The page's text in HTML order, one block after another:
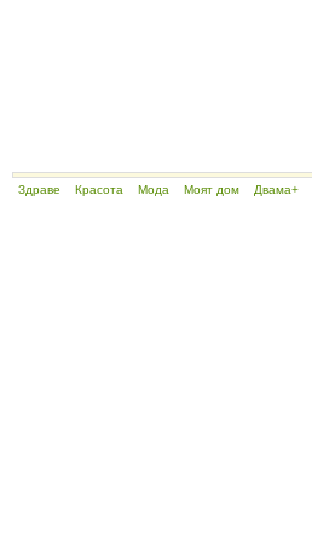
Здраве Красота Мода Моят дом Двама+